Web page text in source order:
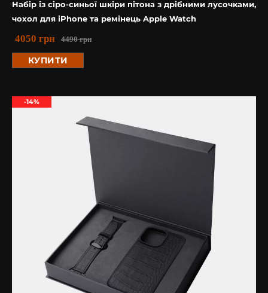
Набір із сіро-синьої шкіри пітона з дрібними лусочками,
чохол для iPhone та ремінець Apple Watch
4490грн
4050 грн
КУПИТИ
-14%